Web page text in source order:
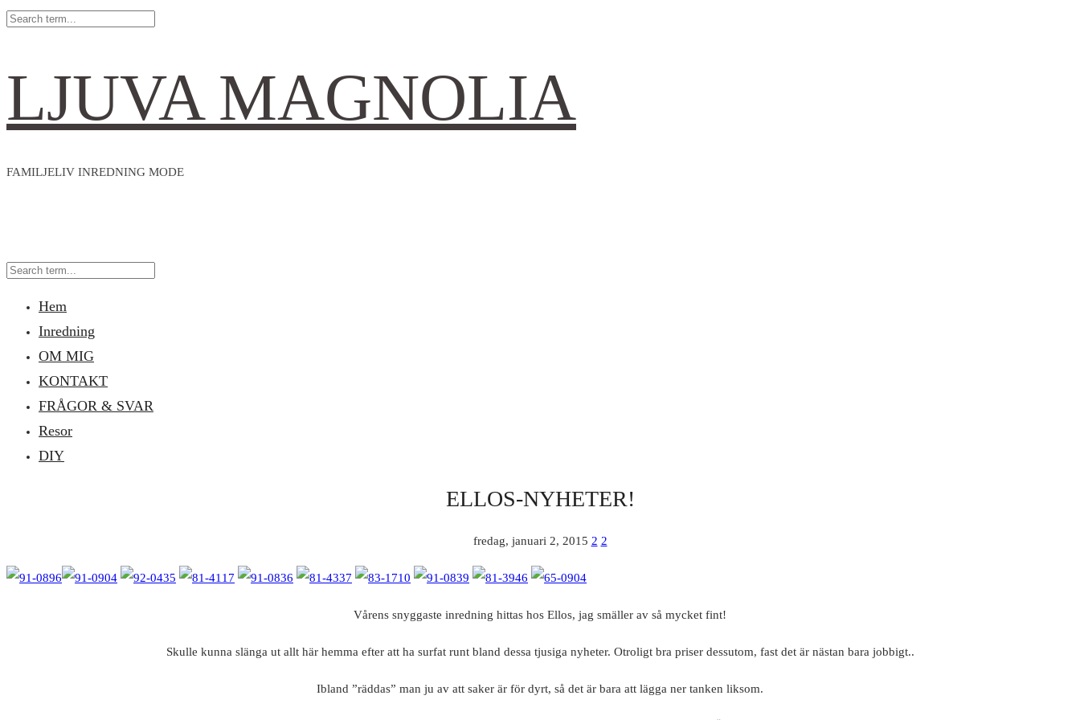
LJUVA MAGNOLIA
FAMILJELIV INREDNING MODE
Hem
Inredning
OM MIG
KONTAKT
FRÅGOR & SVAR
Resor
DIY
ELLOS-NYHETER!
fredag, januari 2, 2015 2 2
Vårens snyggaste inredning hittas hos Ellos, jag smäller av så mycket fint!
Skulle kunna slänga ut allt här hemma efter att ha surfat runt bland dessa tjusiga nyheter. Otroligt bra priser dessutom, fast det är nästan bara jobbigt..
Ibland ”räddas” man ju av att saker är för dyrt, så det är bara att lägga ner tanken liksom.